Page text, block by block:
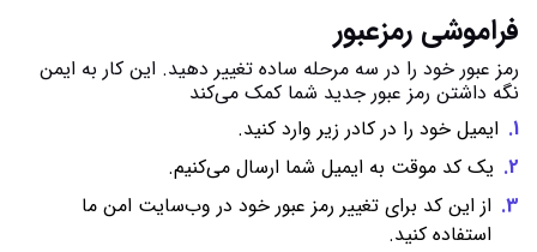
فراموشی رمزعبور
رمز عبور خود را در سه مرحله ساده تغییر دهید. این کار به ایمن
نگه داشتن رمز عبور جدید شما کمک می‌کند
1. ایمیل خود را در کادر زیر وارد کنید.
2. یک کد موقت به ایمیل شما ارسال می‌کنیم.
3. از این کد برای تغییر رمز عبور خود در وب‌سایت امن ما
استفاده کنید.